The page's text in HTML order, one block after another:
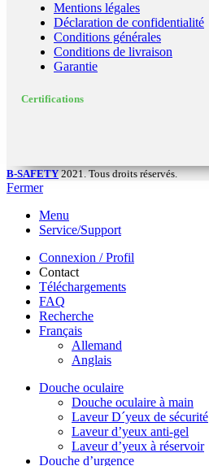
Mentions légales
Déclaration de confidentialité
Conditions générales
Conditions de livraison
Garantie
Certifications
B-SAFETY 2021. Tous droits réservés.
Fermer
Menu
Service/Support
Connexion / Profil
Contact
Téléchargements
FAQ
Recherche
Français
Allemand
Anglais
Douche oculaire
Douche oculaire à main
Laveur D´yeux de sécurité
Laveur d’yeux anti-gel
Laveur d’yeux à réservoir
Douche d’urgence